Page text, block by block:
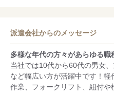
履歴書不要
履歴書不要！！登録面接時は
OK！！いつでも簡単に登録可
能です。また、就業場所近くで
けください。
派遣会社からのメッセージ
多様な年代の方々があらゆる職
当社では10代から60代の男女
など幅広い方が活躍中です！
作業、フォークリフト、組付